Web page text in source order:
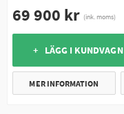
69 900 kr (ink. moms)
+ LÄGG I KUNDVAGN
MER INFORMATION